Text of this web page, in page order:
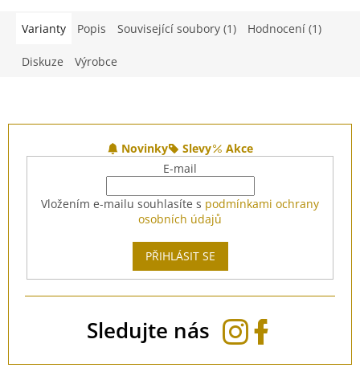
Varianty Popis Související soubory (1) Hodnocení (1)
Diskuze Výrobce
Novinky Slevy
Akce
E-mail
Vložením e-mailu souhlasíte s podmínkami ochrany
osobních údajů
PŘIHLÁSIT SE
Sledujte nás